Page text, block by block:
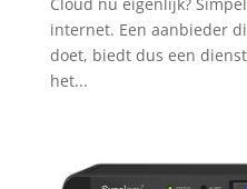
internet. Een aanbieder
doet, biedt dus een
het...